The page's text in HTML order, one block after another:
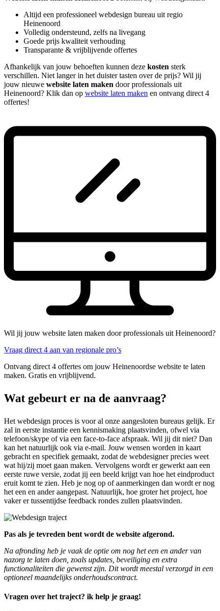
Altijd een professioneel webdesign bureau uit regio
Heinenoord
Volledig ondersteund, zelfs na livegang
Goede prijs kwaliteit verhouding
Transparante & vrijblijvende offertes
Afhankelijk van jouw behoeften kunnen deze kosten sterk
verschillen. Niet langer in het duister tasten over de prijs? Wil jij
jouw nieuwe website laten maken door professionals uit
Heinenoord? Klik dan op website laten maken en ontvang direct 4
offertes!
Wil jij jouw website laten maken door professionals uit Heinenoord?
Vraag direct 4 aan van regionale pro’s
Ontvang direct 4 offertes om jouw Heinenoordse website te laten
maken. Gratis en vrijblijvend.
Wat gebeurt er na de aanvraag?
Het webdesign proces is voor al onze aangesloten bureaus gelijk. Er
zal in eerste instantie een kennismaking plaatsvinden, ofwel via
telefoon/skype of via een face-to-face afspraak. Wil jij dit niet? Dan
kan het natuurlijk ook via e-mail. Jouw wensen worden in kaart
gebracht en specifiek gemaakt, zodat de webdesigner precies weet
wat hij/zij moet gaan maken. Vervolgens wordt er gewerkt aan een
eerste ruwe versie, zodat jij een beeld krijgt van hoe het eindproduct
eruit komt te zien. Heb je nog op of aanmerkingen dan wordt er nog
het een en ander aangepast. Natuurlijk, hoe groter het project, hoe
vaker er tussentijdse feedback rondes zullen plaatsvinden.
Pas als je tevreden bent wordt de website afgerond.
Na afronding heb je vaak de optie om nog het een en ander van
nazorg te laten doen, zoals updates, beveiliging en extra
functionaliteiten die gewenst zijn. Dit wordt meestal verzorgd in een
optioneel maandelijks onderhoudscontract.
Vragen over het traject? ik help je graag!